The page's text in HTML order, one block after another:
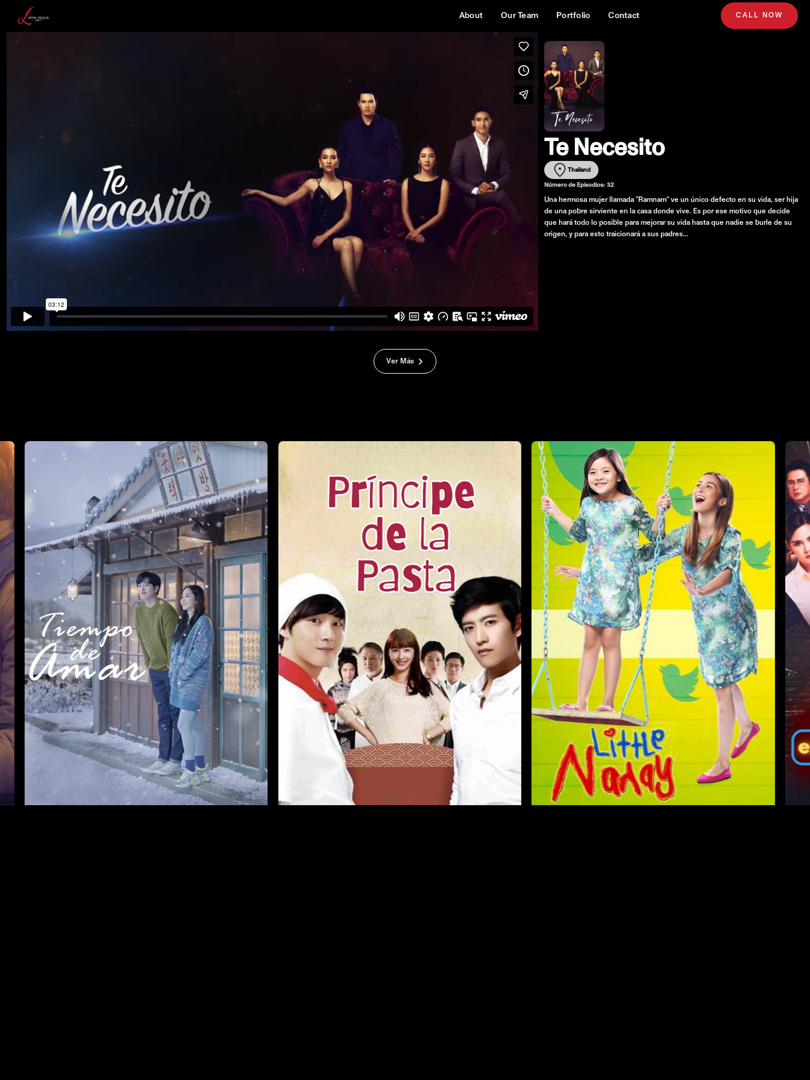
About Our Team Portfolio Contact CALL NOW
Te Necesito
Thailand
Número de Episodios: 32
Una hermosa mujer llamada "Ramnam" ve un único defecto en su vida, ser hija
de una pobre sirviente en la casa donde vive. Es por ese motivo que decide
que hará todo lo posible para mejorar su vida hasta que nadie se burle de su
origen, y para esto traicionará a sus padres…
Ver Más